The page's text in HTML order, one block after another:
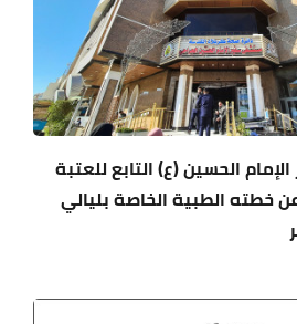
الحسين (ع) التابع للعتبة
خطته الطبية الخاصة بليالي